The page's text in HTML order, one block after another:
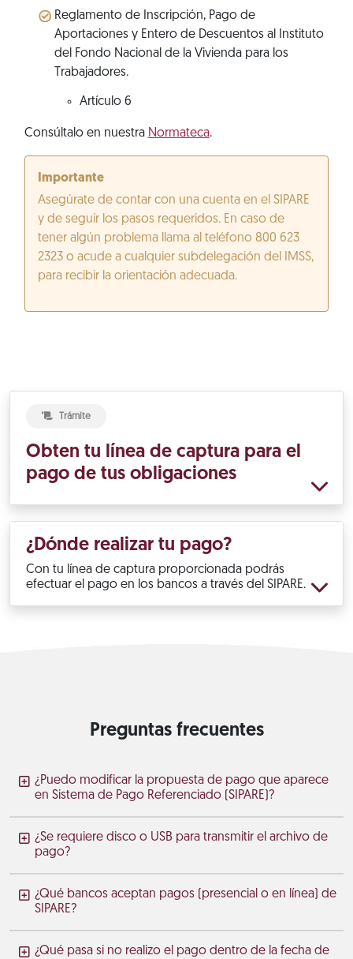
Reglamento de Inscripción, Pago de
Aportaciones y Entero de Descuentos al Instituto
del Fondo Nacional de la Vivienda para los
Trabajadores.
Artículo 6
Consúltalo en nuestra Normateca.
Importante
Asegúrate de contar con una cuenta en el SIPARE
y de seguir los pasos requeridos. En caso de
tener algún problema llama al teléfono 800 623
2323 o acude a cualquier subdelegación del IMSS,
para recibir la orientación adecuada.
Trámite
Obten tu línea de captura para el
pago de tus obligaciones
¿Dónde realizar tu pago?
Con tu línea de captura proporcionada podrás
efectuar el pago en los bancos a través del SIPARE.
Preguntas frecuentes
¿Puedo modificar la propuesta de pago que aparece
en Sistema de Pago Referenciado (SIPARE)?
¿Se requiere disco o USB para transmitir el archivo de
pago?
¿Qué bancos aceptan pagos (presencial o en línea) de
SIPARE?
¿Qué pasa si no realizo el pago dentro de la fecha de